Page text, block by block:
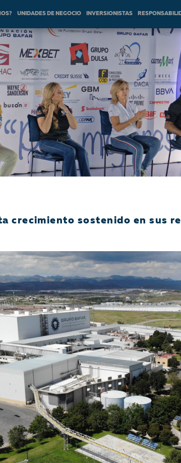
UNIDADES DE NEGOCIO INVERSIONISTAS
crecimiento sostenido en sus